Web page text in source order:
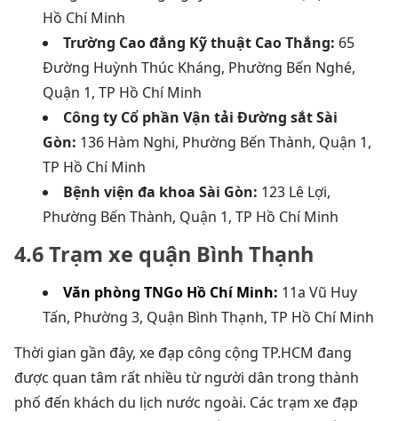
Hồ Chí Minh
Trường Cao đẳng Kỹ thuật Cao Thắng: 65
Đường Huỳnh Thúc Kháng, Phường Bến Nghé,
Quận 1, TP Hồ Chí Minh
Công ty Cổ phần Vận tải Đường sắt Sài
Gòn: 136 Hàm Nghi, Phường Bến Thành, Quận 1,
TP Hồ Chí Minh
Bệnh viện đa khoa Sài Gòn: 123 Lê Lợi,
Phường Bến Thành, Quận 1, TP Hồ Chí Minh
4.6 Trạm xe quận Bình Thạnh
Văn phòng TNGo Hồ Chí Minh: 11a Vũ Huy
Tấn, Phường 3, Quận Bình Thạnh, TP Hồ Chí Minh
Thời gian gần đây, xe đạp công cộng TP.HCM đang
được quan tâm rất nhiều từ người dân trong thành
phố đến khách du lịch nước ngoài. Các trạm xe đạp